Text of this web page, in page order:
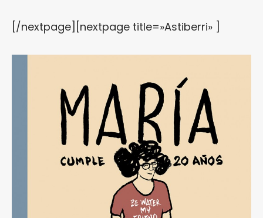
[/nextpage][nextpage title=»Astiberri» ]